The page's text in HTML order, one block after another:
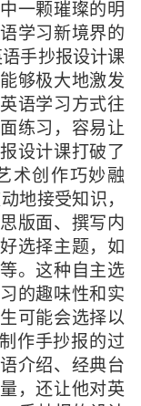
一颗璀璨的明
学习新境界的
手抄报设计课
够极大地激发
语学习方式往
练习，容易让
设计课打破了
术创作巧妙融
地接受知识，
版面、撰写内
选择主题，如
。这种自主选
的趣味性和实
可能会选择以
作手抄报的过
介绍、经典台
，还让他对英